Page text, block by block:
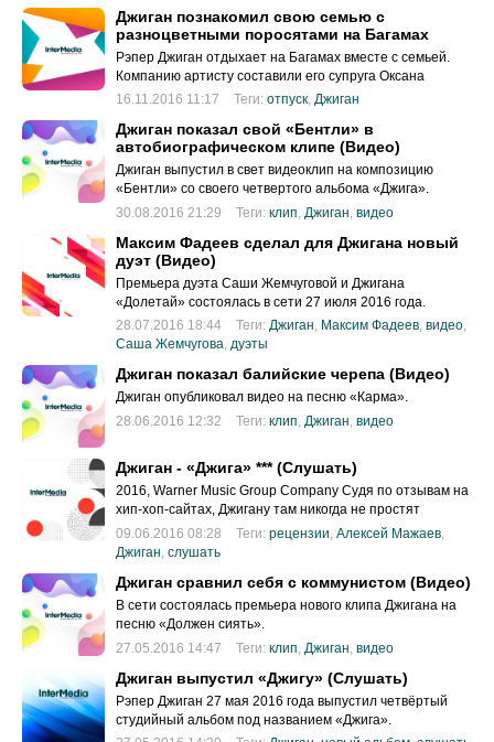
Джиган познакомил свою семью с
разноцветными поросятами на Багамах
Рэпер Джиган отдыхает на Багамах вместе с семьей.
Компанию артисту составили его супруга Оксана
Самойлова и две дочери - Ариела и Лея.
16.11.2016 11:17 Теги: отпуск, Джиган
Джиган показал свой «Бентли» в
автобиографическом клипе (Видео)
Джиган выпустил в свет видеоклип на композицию
«Бентли» со своего четвертого альбома «Джига».
30.08.2016 21:29
Теги: клип, Джиган, видео
Максим Фадеев сделал для Джигана новый
дуэт (Видео)
Премьера дуэта Саши Жемчуговой и Джигана
«Долетай» состоялась в сети 27 июля 2016 года.
28.07.2016 18:44
Теги: Джиган, Максим Фадеев, видео,
Саша Жемчугова, дуэты
Джиган показал балийские черепа (Видео)
Джиган опубликовал видео на песню «Карма».
28.06.2016 12:32
Теги: клип, Джиган, видео
Джиган - «Джига» *** (Слушать)
2016, Warner Music Group Company Судя по отзывам на
хип-хоп-сайтах, Джигану там никогда не простят
09.06.2016 08:28
Теги: рецензии, Алексей Мажаев,
Джиган, слушать
Джиган сравнил себя с коммунистом (Видео)
В сети состоялась премьера нового клипа Джигана на
песню «Должен сиять».
27.05.2016 14:47
Теги: клип Джиган видео
Джиган выпустил «Джигу» (Слушать)
Рэпер Джиган 27 мая 2016 года выпустил четвёртый
студийный альбом под названием «Джига».